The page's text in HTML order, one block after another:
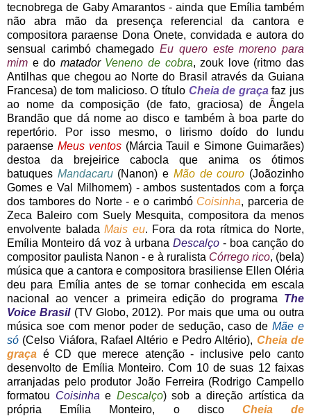
tecnobrega de Gaby Amarantos - ainda que Emília também
não abra mão da presença referencial da cantora e
compositora paraense Dona Onete, convidada e autora do
sensual carimbó chamegadoEu quero este moreno para
mim e do matador Veneno de cobra, zouk love (ritmo das
Antilhas que chegou ao Norte do Brasil através da Guiana
Francesa) de tom malicioso. O título Cheia de graçafaz jus
ao nome da composição (de fato, graciosa) de Ângela
Brandão que dá nome ao disco e também à boa parte do
repertório. Por isso mesmo, o lirismo doído do lundu
paraense Meus ventos(Márcia Tauil e Simone Guimarães)
destoa da brejeirice cabocla que anima os ótimos
batuques Mandacaru(Nanon) e Mão de couro (Joãozinho
Gomes e Val Milhomem) - ambos sustentados com a força
dos tambores do Norte - e o carimbó Coisinha, parceria de
Zeca Baleiro com Suely Mesquita, compositora da menos
envolvente baladaMais eu. Fora da rota rítmica do Norte,
Emília Monteiro dá voz à urbana Descalço - boa canção do
compositor paulista Nanon - e à ruralista Córrego rico, (bela)
música que a cantora e compositora brasiliense Ellen Oléria
deu para Emília antes de se tornar conhecida em escala
nacional ao vencer a primeira edição do programa The
Voice Brasil(TV Globo, 2012). Por mais que uma ou outra
música soe com menor poder de sedução, caso de Mãe e
só (Celso Viáfora, Rafael Altério e Pedro Altério), Cheia de
graça é CD que merece atenção - inclusive pelo canto
desenvolto de Emília Monteiro. Com 10 de suas 12 faixas
arranjadas pelo produtor João Ferreira (Rodrigo Campello
formatou Coisinha e Descalço) sob a direção artística da
própria Emília Monteiro, o disco Cheia de